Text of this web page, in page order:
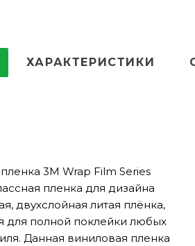
ХАРАКТЕРИСТИКИ
3M Wrap Film Series
пленка для дизайна
двухслойная литая плёнка,
для полной поклейки любых
Данная виниловая пленка